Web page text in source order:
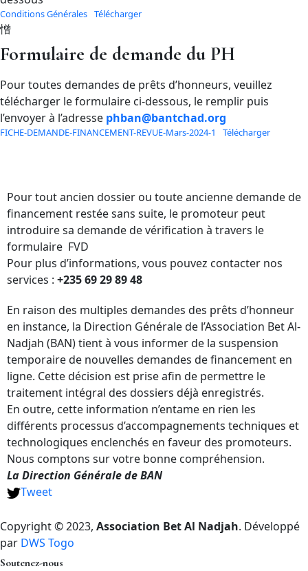
Conditions Générales Télécharger
Formulaire de demande du PH
Pour toutes demandes de prêts d’honneurs, veuillez
télécharger le formulaire ci-dessous, le remplir puis
l’envoyer à l’adresse phban@bantchad.org
FICHE-DEMANDE-FINANCEMENT-REVUE-Mars-2024-1 Télécharger
Pour tout ancien dossier ou toute ancienne demande de
financement restée sans suite, le promoteur peut
introduire sa demande de vérification à travers le
formulaire FVD
Pour plus d’informations, vous pouvez contacter nos
services : +235 69 29 89 48
En raison des multiples demandes des prêts d’honneur
en instance, la Direction Générale de l’Association Bet Al-
Nadjah (BAN) tient à vous informer de la suspension
temporaire de nouvelles demandes de financement en
ligne. Cette décision est prise afin de permettre le
traitement intégral des dossiers déjà enregistrés.
En outre, cette information n’entame en rien les
différents processus d’accompagnements techniques et
technologiques enclenchés en faveur des promoteurs.
Nous comptons sur votre bonne compréhension.
La Direction Générale de BAN
Tweet
Copyright © 2023, Association Bet Al Nadjah. Développé
par DWS Togo
Soutenez-nous